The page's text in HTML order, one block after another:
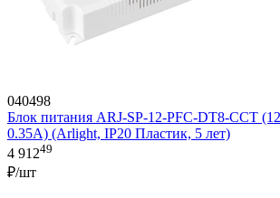
040498
Блок питания ARJ-SP-12-PFC-DT8-CCT
0.35A) (Arlight, IP20 Пластик, 5 лет)
4 91249
₽/шт